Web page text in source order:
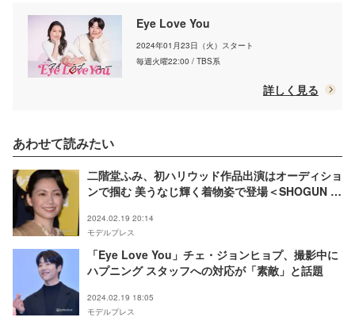
Eye Love You
2024年01月23日（火）スタート
毎週火曜22:00 / TBS系
詳しく見る
あわせて読みたい
二階堂ふみ、初ハリウッド作品出演はオーディショ
ンで掴む 美うなじ輝く着物姿で登場＜SHOGUN 将
2024.02.19 20:14
モデルプレス
「Eye Love You」チェ・ジョンヒョプ、撮影中に
ハプニング スタッフへの対応が「素敵」と話題
2024.02.19 18:05
モデルプレス